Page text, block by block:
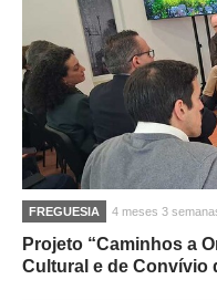
FREGUESIA 4 meses 3
Projeto “Caminhos a
Cultural e de Convívio